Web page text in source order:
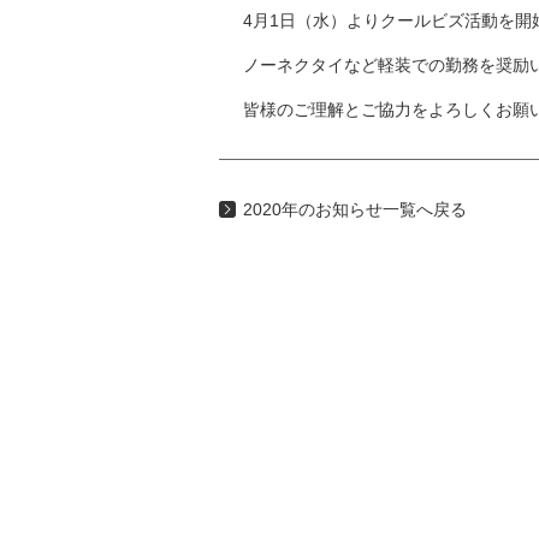
4月1日（水）よりクールビズ活動を開
ノーネクタイなど軽装での勤務を奨励
皆様のご理解とご協力をよろしくお願
2020年のお知らせ一覧へ戻る